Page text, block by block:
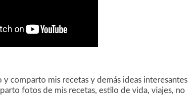
y comparto mis recetas y demás ideas interesantes
fotos de mis recetas, estilo de vida, viajes, no